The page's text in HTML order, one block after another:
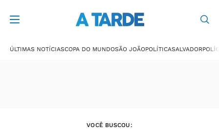
ÚLTIMAS NOTÍCIASCOPA DO MUNDOSÃO JOÃOPOLÍTICASALVADOR
VOCÊ BUSCOU: